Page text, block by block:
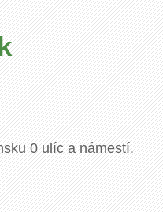
0 ulíc a námestí.